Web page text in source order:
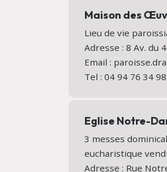
Maison des
Lieu de vie
Adresse : 8 Av.
Email :
Tel : 04 94 76 34
Eglise Notre-
3 messes
eucharistique
Adresse : Rue